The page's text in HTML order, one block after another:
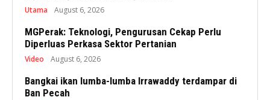
Utama August 6, 2026
MGPerak: Teknologi, Pengurusan Cekap Perlu
Diperluas Perkasa Sektor Pertanian
Video August 6, 2026
Bangkai ikan lumba-lumba Irrawaddy terdampar di
Ban Pecah